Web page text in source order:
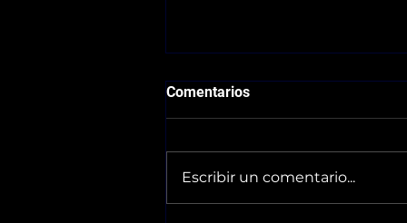
Horarios 30/05-31/05
Comentarios
Escribir un comentario...